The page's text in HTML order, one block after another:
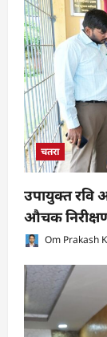
चतरा
उपायुक्त रवि
औचक
Om Prakash